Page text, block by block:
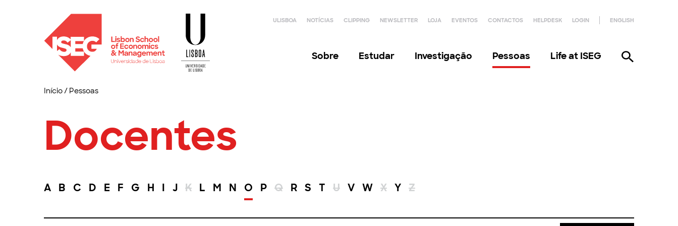
ULISBOA NOTÍCIAS CLIPPING NEWSLETTER LOJA EVENTOS CONTACTOS HELPDESK LOGIN ENGLISH
Sobre Estudar Investigação Pessoas Life at ISEG
Início/ Pessoas
Docentes
A B C D E F G H I J K L M N O P Q R S T U V W X Y Z